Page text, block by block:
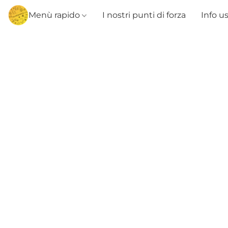
Menù rapido I nostri punti di forza Info